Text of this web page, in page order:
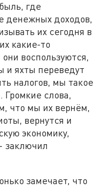
где
денежных доходов,
их сегодня в
какие-то
воспользуются,
и яхты переведут
налогов, мы такое
слова,
что мы их вернём,
вернутся и
экономику,
заключил
замечает, что